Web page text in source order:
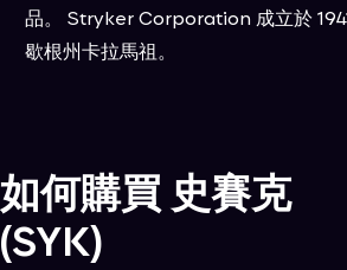
品。 Stryker Corporation 成立於
歇根州卡拉馬祖。
如何購買 史賽克
(SYK)